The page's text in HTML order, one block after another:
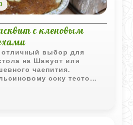
с кленовым
отличный выбор для
на Шавуот или
чаепития.
соку тесто
нежным и ароматным, а
которым пирог
из духовки, делает его